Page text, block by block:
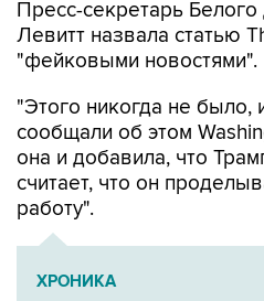
Пресс-секретарь
Левитт назвала статью
"фейковыми новостями".
"Этого никогда не было,
сообщали об этом
она и добавила, что
считает, что он
работу".
ХРОНИКА